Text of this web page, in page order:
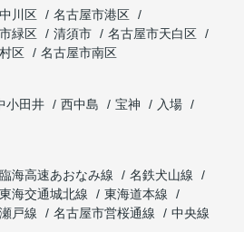
川区
名古屋市港区
緑区 清須市
名古屋市天白区
区
名古屋市南区
小田井 西中島 宝神
入場
海高速あおなみ線
名鉄犬山線
東海交通城北線
東海道本線
戸線 名古屋市営桜通線
中央線